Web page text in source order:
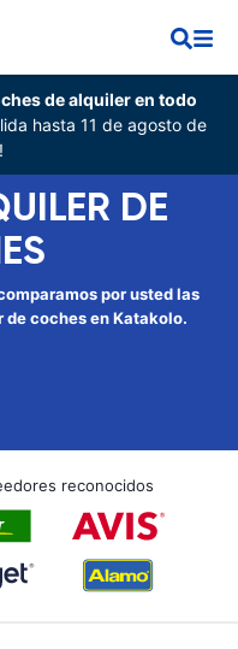
de alquiler en todo
hasta 11 de agosto de
DE
por usted las
coches en Katakolo.
reconocidos